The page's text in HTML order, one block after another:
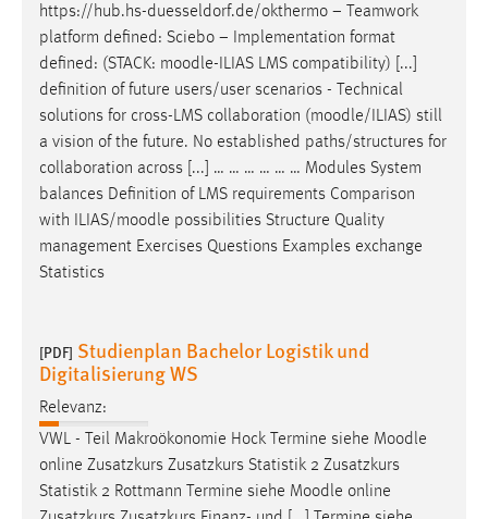
https://hub.hs-duesseldorf.de/okthermo − Teamwork
platform defined: Sciebo − Implementation format
defined: (STACK: moodle-ILIAS LMS compatibility) [...]
definition of future users/user scenarios - Technical
solutions for cross-LMS collaboration (moodle/ILIAS) still
a vision of the future. No established paths/structures for
collaboration across [...] … … … … … … Modules System
balances Definition of LMS requirements Comparison
with ILIAS/moodle possibilities Structure Quality
management Exercises Questions Examples exchange
Statistics
[PDF] Studienplan Bachelor Logistik und
Digitalisierung WS
Relevanz:
VWL - Teil Makroökonomie Hock Termine siehe Moodle
online Zusatzkurs Zusatzkurs Statistik 2 Zusatzkurs
Statistik 2 Rottmann Termine siehe Moodle online